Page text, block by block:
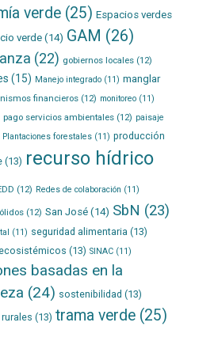
verde(25) Espacios verdes
verde(14) GAM (26)
(22) gobiernos locales(12)
(15) Manejo integrado(11) manglar
financieros(12) monitoreo(11)
pago servicios ambientales(12) paisaje
Plantaciones forestales(11) producción
(13) recurso hídrico
(12) Redes de colaboración (11)
(12) San José(14) SbN (23)
(11) seguridad alimentaria (13)
(13) SINAC(11)
basadas en la
(24) sostenibilidad (13)
(13) trama verde(25)